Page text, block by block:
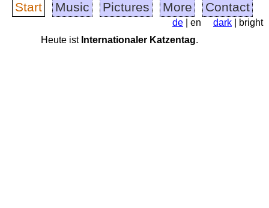
Start Music Pictures More Contact
de | en dark | bright
Heute ist Internationaler Katzentag.